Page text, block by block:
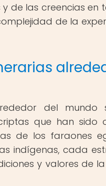
de las creencias en
de la
del
que han sido
de los faraones
indígenas, cada
y valores de